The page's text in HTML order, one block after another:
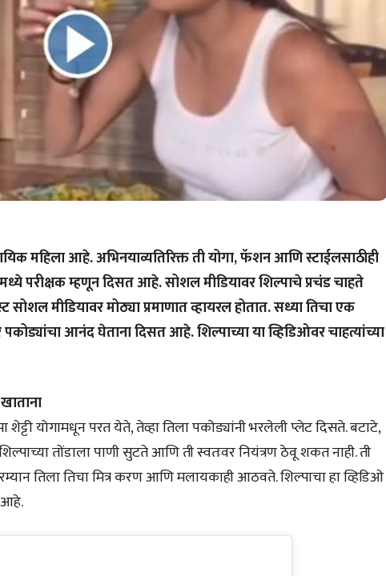
महिला आहे. अभिनयाव्यतिरिक्त ती योगा, फॅशन आणि स्टाईलसाठीही
परीक्षक म्हणून दिसत आहे. सोशल मीडियावर शिल्पाचे प्रचंड चाहते
सोशल मीडियावर मोठ्या प्रमाणात व्हायरल होतात. सध्या तिचा एक
आनंद घेताना दिसत आहे. शिल्पाच्या या व्हिडिओवर चाहत्यांच्या
योगामधून परत येते, तेव्हा तिला पकोड्यांनी भरलेली प्लेट दिसते. बटाटे,
तोंडाला पाणी सुटते आणि ती स्वतःवर नियंत्रण ठेवू शकत नाही. ती
तिला तिचा मित्र करण आणि मलायकाही आठवते. शिल्पाचा हा व्हिडिओ
आहे.